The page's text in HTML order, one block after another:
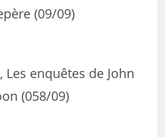
(09/09)
enquêtes de John
(058/09)